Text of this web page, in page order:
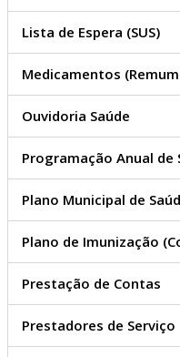
Segurança
Urbanismo
Plano
Urbano
Lista de Espera (SUS)
Medicamentos
Ouvidoria Saúde
Programação Anual de
Plano Municipal de
Plano de Imunização
Prestação de Contas
Prestadores de Serviço